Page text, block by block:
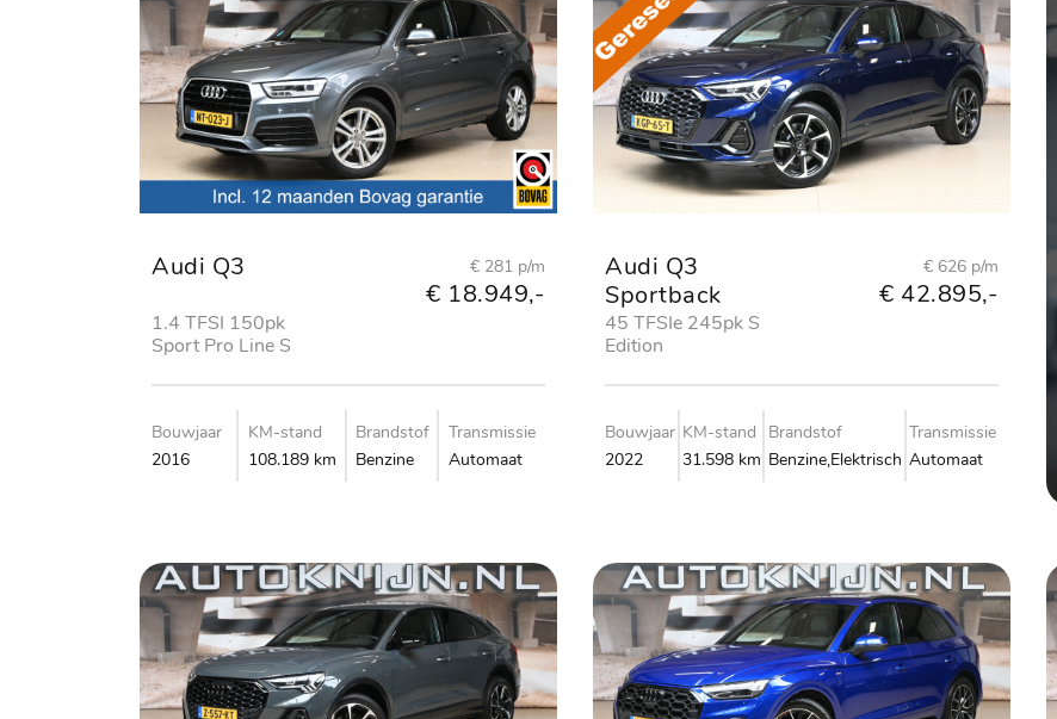
Audi Q3
1.4 TFSI 150pk
Sport Pro Line S
€ 281 p/m
€ 18.949,-
Bouwjaar
2016
KM-stand
108.189 km
Brandstof
Benzine
Transmissie
Automaat
Audi Q3
Sportback
45 TFSIe 245pk S
Edition
€ 626 p/m
€ 42.895,-
Bouwjaar
2022
KM-stand
31.598 km
Brandstof
Benzine,Elektrisch
Transmissie
Automaat